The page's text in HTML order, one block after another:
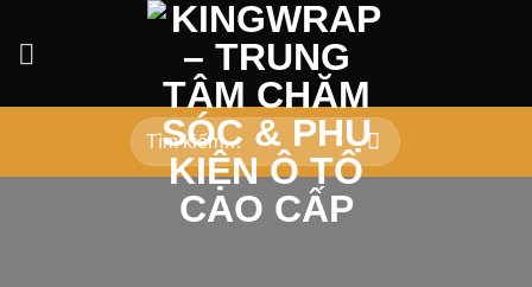
qua
dung
Tìm
kiếm: